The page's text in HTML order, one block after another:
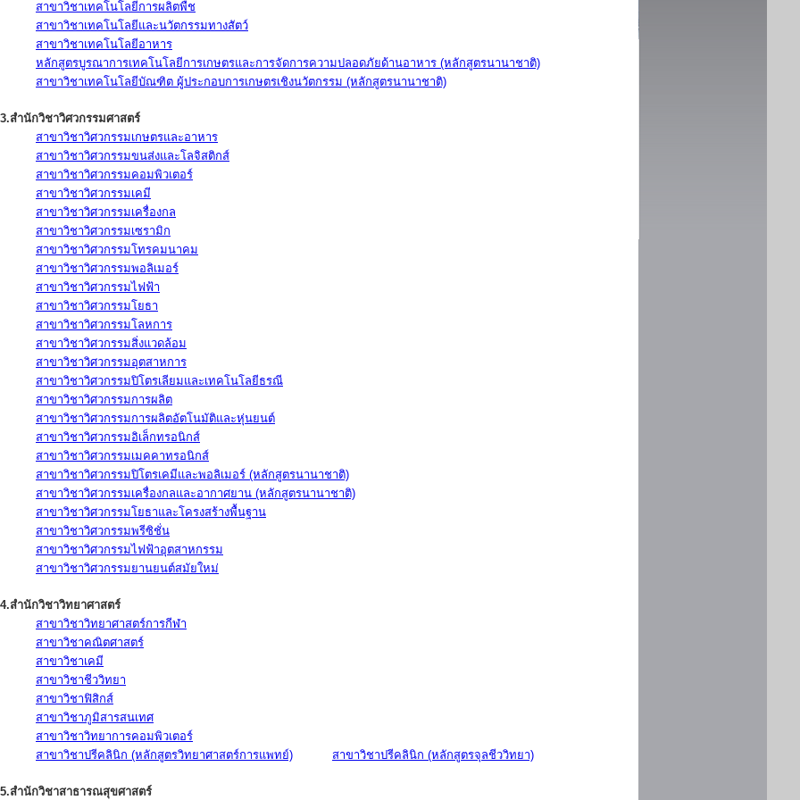
สาขาวิชาเทคโนโลยีการผลิตพืช
สาขาวิชาเทคโนโลยีและนวัตกรรมทางสัตว์
สาขาวิชาเทคโนโลยีอาหาร
หลักสูตรบูรณาการเทคโนโลยีการเกษตรและการจัดการความปลอดภัยด้านอาหาร (หลักสูตรนานาชาติ)
สาขาวิชาเทคโนโลยีบัณฑิต ผู้ประกอบการเกษตรเชิงนวัตกรรม (หลักสูตรนานาชาติ)
3.สำนักวิชาวิศวกรรมศาสตร์
สาขาวิชาวิศวกรรมเกษตรและอาหาร
สาขาวิชาวิศวกรรมขนส่งและโลจิสติกส์
สาขาวิชาวิศวกรรมคอมพิวเตอร์
สาขาวิชาวิศวกรรมเคมี
สาขาวิชาวิศวกรรมเครื่องกล
สาขาวิชาวิศวกรรมเซรามิก
สาขาวิชาวิศวกรรมโทรคมนาคม
สาขาวิชาวิศวกรรมพอลิเมอร์
สาขาวิชาวิศวกรรมไฟฟ้า
สาขาวิชาวิศวกรรมโยธา
สาขาวิชาวิศวกรรมโลหการ
สาขาวิชาวิศวกรรมสิ่งแวดล้อม
สาขาวิชาวิศวกรรมอุตสาหการ
สาขาวิชาวิศวกรรมปิโตรเลียมและเทคโนโลยีธรณี
สาขาวิชาวิศวกรรมการผลิต
สาขาวิชาวิศวกรรมการผลิตอัตโนมัติและหุ่นยนต์
สาขาวิชาวิศวกรรมอิเล็กทรอนิกส์
สาขาวิชาวิศวกรรมเมคคาทรอนิกส์
สาขาวิชาวิศวกรรมปิโตรเคมีและพอลิเมอร์ (หลักสูตรนานาชาติ)
สาขาวิชาวิศวกรรมเครื่องกลและอากาศยาน (หลักสูตรนานาชาติ)
สาขาวิชาวิศวกรรมโยธาและโครงสร้างพื้นฐาน
สาขาวิชาวิศวกรรมพรีซิชั่น
สาขาวิชาวิศวกรรมไฟฟ้าอุตสาหกรรม
สาขาวิชาวิศวกรรมยานยนต์สมัยใหม่
4.สำนักวิชาวิทยาศาสตร์
สาขาวิชาวิทยาศาสตร์การกีฬา
สาขาวิชาคณิตศาสตร์
สาขาวิชาเคมี
สาขาวิชาชีววิทยา
สาขาวิชาฟิสิกส์
สาขาวิชาภูมิสารสนเทศ
สาขาวิชาวิทยาการคอมพิวเตอร์
สาขาวิชาปรีคลินิก (หลักสูตรวิทยาศาสตร์การแพทย์)
สาขาวิชาปรีคลินิก (หลักสูตรจุลชีววิทยา)
5.สำนักวิชาสาธารณสุขศาสตร์